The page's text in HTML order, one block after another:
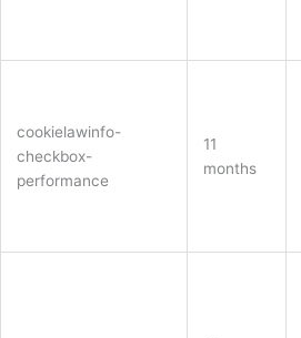
cookielawinfo-
checkbox-
performance
11
months